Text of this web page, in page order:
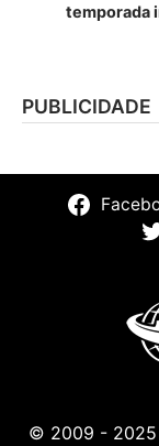
temporada
PUBLICIDADE
© 2009 - 2025